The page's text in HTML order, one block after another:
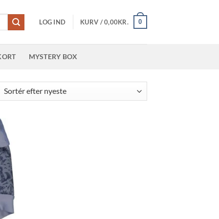
LOG IND KURV /0,00KR. 0
MYSTERY BOX